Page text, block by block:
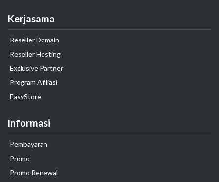
Kerjasama
Reseller Domain
Reseller Hosting
Exclusive Partner
Program Afiliasi
EasyStore
Informasi
Pembayaran
Promo
Promo Renewal